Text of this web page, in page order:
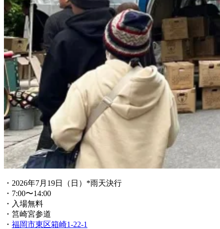
・2026年7月19日（日）*雨天決行
・7:00〜14:00
・入場無料
・筥崎宮参道
・ 福岡市東区箱崎1-22-1